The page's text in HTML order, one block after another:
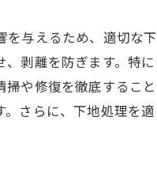
を与えるため、適切な下
剥離を防ぎます。特に
や修復を徹底すること
さらに、下地処理を適